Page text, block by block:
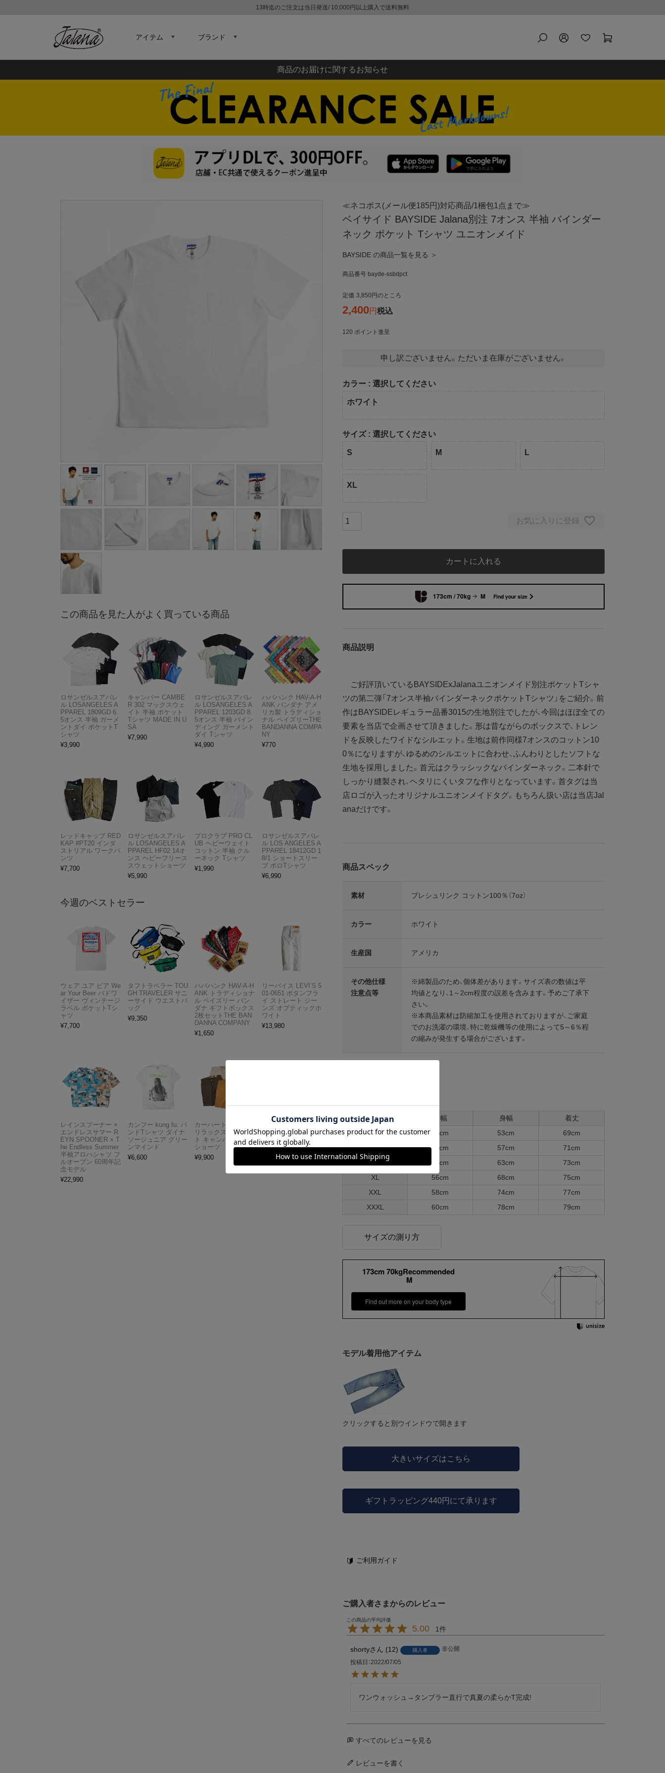
13時迄のご注文は当日発送/ 10,000円以上購入で送料無料
アイテム ブランド
商品のお届けに関するお知らせ
≪ネコポス(メール便185円)対応商品/1梱包1点まで≫
ベイサイド BAYSIDE Jalana別注 7オンス 半袖 バインダー
ネック ポケット Tシャツ ユニオンメイド
BAYSIDE の商品一覧を見る ＞
商品番号 bayde-ssbdpct
定価 3,850 のところ
2,400 税込
120 ポイント進呈
申し訳ございません。ただいま在庫がございません。
カラー 選択してください
ホワイト
サイズ 選択してください
S M L
XL
お気に入りに登録
カートに入れる
173cm / 70kg M Find your size
商品説明
ご好評頂いているBAYSIDExJalanaユニオンメイド別注ポケットTシャ
ツの第二弾「7オンス半袖バインダーネックポケットTシャツ」をご紹介。前
作はBAYSIDEレギュラー品番3015の生地別注でしたが、今回はほぼ全ての
要素を当店で企画させて頂きました。形は昔ながらのボックスで、トレン
ドを反映したワイドなシルエット。生地は前作同様7オンスのコットン10
0％になりますが、ゆるめのシルエットに合わせ、ふんわりとしたソフトな
生地を採用しました。首元はクラッシックなバインダーネック。二本針で
しっかり縫製され、ヘタリにくいタフな作りとなっています。首タグは当
店ロゴが入ったオリジナルユニオンメイドタグ。もちろん扱い店は当店Jal
anaだけです。
商品スペック
素材 プレシュリンク コットン100％（7oz）
カラー ホワイト
生産国 アメリカ
その他仕様
注意点等
※綿製品のため、個体差があります。サイズ表の数値は平
均値となり、1～2cm程度の誤差を含みます。予めご了承下
さい。
※本商品素材は防縮加工を使用されておりますが、ご家庭
でのお洗濯の環境、特に乾燥機等の使用によって5～6％程
の縮みが発生する場合がございます。
サイズ 肩幅 身幅
着丈
S
50cm 53cm
69cm
M
52cm 57cm
71cm
L
54cm 63cm
73cm
XL
56cm 68cm
75cm
XXL
58cm 74cm
77cm
XXXL
60cm 78cm 79cm
サイズの測り方
173cm 70kgRecommended
M
Find out more on your body type
モデル着用他アイテム
クリックすると別ウインドウで開きます
大きいサイズはこちら
ギフトラッピング440円にて承ります
ご利用ガイド
ご購入者さまからのレビュー
5.00 1
shorty 12 購入者
非公開
投稿日 2022/07/05
ワンウォッシュ→タンブラー直行で真夏の柔らかT完成!
すべてのレビューを見る
レビューを書く
この商品を見た人がよく買っている商品
ロサンゼルスアパレ
ル LOSANGELES A
PPAREL 1809GD 6.
5オンス 半袖 ガーメ
ントダイ ポケットT
シャツ
¥3,990
キャンバー CAMBE
R 302 マックスウェ
イト 半袖 ポケット
Tシャツ MADE IN U
SA
¥7,990
ロサンゼルスアパレ
ル LOSANGELES A
PPAREL 1203GD 8.
5オンス 半袖 バイン
ディング ガーメント
ダイ Tシャツ
¥4,990
ハバハンク HAV-A-H
ANK バンダナ アメ
リカ製 トラディショ
ナル ペイズリーTHE
BANDANNA COMPA
NY
¥770
レッドキャップ RED
KAP #PT20 インダ
ストリアル ワークパ
ンツ
¥7,700
ロサンゼルスアパレ
ル LOSANGELES A
PPAREL HF02 14オ
ンス ヘビーフリース
スウェットショーツ
¥5,990
プロクラブ PRO CL
UB ヘビーウェイト
コットン 半袖 クル
ーネック Tシャツ
¥1,990
ロサンゼルスアパレ
ル LOS ANGELES A
PPAREL 18412GD 1
8/1 ショートスリー
ブ ポロTシャツ
¥6,990
今週のベストセラー
ウェア ユア ビア We
ar Your Beer バドワ
イザー ヴィンテージ
ラベル ポケットTシ
ャツ
¥7,700
タフトラベラー TOU
GH TRAVELER サニ
ーサイド ウエストバ
ッグ
¥9,350
ハバハンク HAV-A-H
ANK トラディショナ
ル ペイズリー バン
ダナ ギフトボックス
2枚セットTHE BAN
DANNA COMPANY
¥1,650
リーバイス LEVI’S 5
01-0651 ボタンフラ
イ ストレート ジー
ンズ オプティックホ
ワイト
¥13,980
レインスプーナー ×
エンドレスサマー R
EYN SPOONER × T
he Endless Summer
半袖アロハシャツ フ
ルオープン 60周年記
念モデル
¥22,990
カンフー kung fu. バ
ンドTシャツ ダイナ
ソージュニア グリー
ンマインド
¥6,600
カーハート Carhartt
リラックスドフィッ
ト キャンバスワーク
ショーツ
¥9,900
クス AMERICAN CL
ASSICS ムービーT
シャツ フォレストガ
ンプ ロゴ＆ベンチ
¥5,747